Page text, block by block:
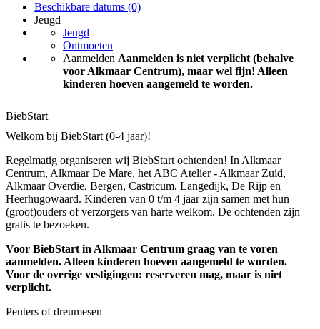
Beschikbare datums (0)
Jeugd
Jeugd
Ontmoeten
Aanmelden Aanmelden is niet verplicht (behalve
voor Alkmaar Centrum), maar wel fijn! Alleen
kinderen hoeven aangemeld te worden.
BiebStart
Welkom bij BiebStart (0-4 jaar)!
Regelmatig organiseren wij BiebStart ochtenden! In Alkmaar
Centrum, Alkmaar De Mare, het ABC Atelier - Alkmaar Zuid,
Alkmaar Overdie, Bergen, Castricum, Langedijk, De Rijp en
Heerhugowaard. Kinderen van 0 t/m 4 jaar zijn samen met hun
(groot)ouders of verzorgers van harte welkom. De ochtenden zijn
gratis te bezoeken.
Voor BiebStart in Alkmaar Centrum graag van te voren
aanmelden. Alleen kinderen hoeven aangemeld te worden.
Voor de overige vestigingen: reserveren mag, maar is niet
verplicht.
Peuters of dreumesen